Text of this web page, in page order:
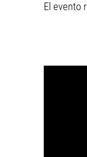
El evento